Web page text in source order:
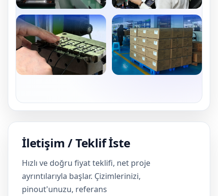
İletişim / Teklif İste
Hızlı ve doğru fiyat teklifi, net proje
ayrıntılarıyla başlar. Çizimlerinizi,
pinout'unuzu, referans